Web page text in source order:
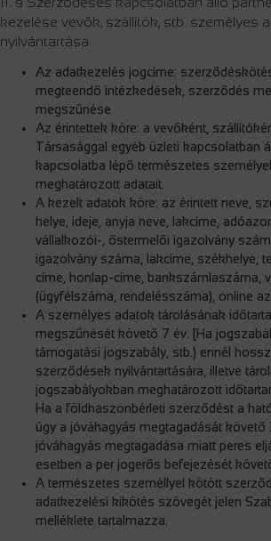
kezelése vevők, szállítók, stb. személyes
nyilvántartása
Az adatkezelés jogcíme:
megteendő intézkedések, szerződés
megszűnése
Az érintettek köre: a vevőként,
Társasággal egyéb üzleti kapcsolatban
kapcsolatba lépő természetes
meghatározott adatait.
A kezelt adatok köre: az érintett neve,
helye, ideje, anyja neve, lakcíme,
vállalkozói-, őstermelői igazolvány
igazolvány száma, lakcíme, székhelye,
címe, honlap-címe, bankszámlaszáma,
(ügyfélszáma, rendelésszáma), online
A személyes adatok tárolásának
megszűnését követő 7 év. [Ha
támogatási jogszabály, stb.) ennél
szerződések nyilvántartására, illetve
jogszabályokban meghatározott
Ha a földhaszonbérleti szerződést a
úgy a jóváhagyás megtagadását követő
jóváhagyás megtagadása miatt peres
esetben a per jogerős befejezését
A természetes személlyel kötött
adatkezelési kikötés szövegét jelen
melléklete tartalmazza.